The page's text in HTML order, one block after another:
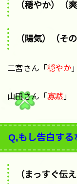
（穏やか）（
（陽気）（その
二宮さん「穏やか 」
山田さん「寡黙 」
Q,もし告白する
（まっすぐ伝